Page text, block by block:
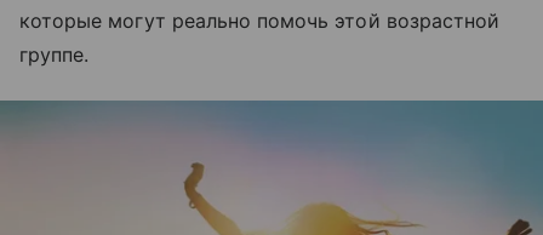
которые могут реально помочь этой возрастной
группе.